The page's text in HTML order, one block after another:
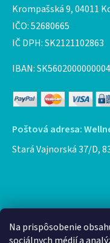
Na prispôsobenie
Krompašská 9, 04011
IČO: 52680665
IČ DPH: SK2121102863
IBAN:
Poštová adresa:
Stará Vajnorská 37/D,
Facebook